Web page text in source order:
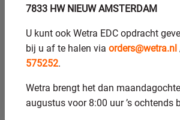
gehard staal, ongelegeerd
slijpschijf wordt aangepast aan het
staalsoorten worden het meest
het harden de enige manier is om
Voor aandrijfassen worden
7833 HW NIEUW AMSTERDAM
U kunt ook Wetra EDC opdracht
bij u af te halen via orders@wetra.nl
575252.
Wetra brengt het dan
augustus voor 8:00 uur ’s ochtends